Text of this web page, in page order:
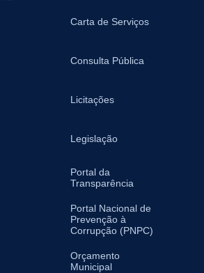
Carta de Serviços
Consulta Pública
Licitações
Legislação
Portal da
Transparência
Portal Nacional de
Prevenção à
Corrupção (PNPC)
Orçamento
Municipal